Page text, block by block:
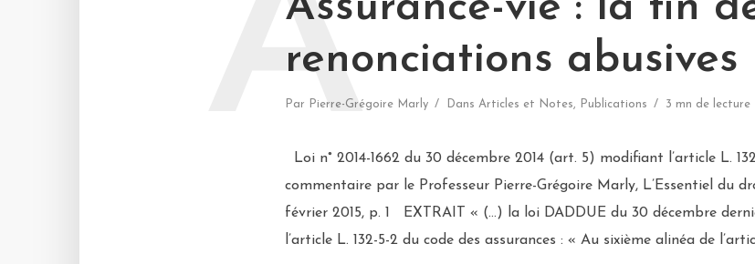
renonciations abusives
Par Pierre-Grégoire Marly Dans Articles et Notes, Publications 3 mn de lecture
A
Loi n° 2014-1662 du 30 décembre 2014 (art. 5) modifiant l’article L.
commentaire par le Professeur Pierre-Grégoire Marly, L’Essentiel du
février 2015, p. 1 EXTRAIT « (…) la loi DADDUE du 30 décembre
l’article L. 132-5-2 du code des assurances : « Au sixième alinéa de